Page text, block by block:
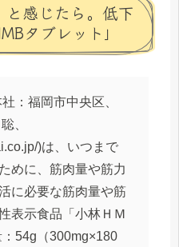
と感じたら。低下
タブレット」
：福岡市中央区、
、
)は、いつまで
めに、筋肉量や筋力
に必要な筋肉量や筋
表示食品「小林ＨＭ
54g（300mg×180